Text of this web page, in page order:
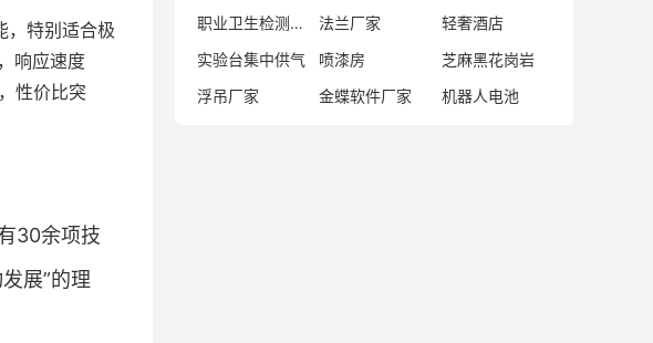
特别适合极
响应速度
性价比突
30余项技
展”的理
职业卫生检测服务商
法兰厂家
轻奢酒店
实验台集中供气
喷漆房
芝麻黑花岗岩
浮吊厂家
金蝶软件厂家 机器人电池